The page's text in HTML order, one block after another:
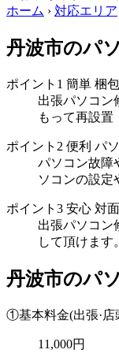
ホーム › 対応エリア
丹波市のパ
ポイント1 簡単 梱
出張パソコン
もって再設置
ポイント2 便利 パ
パソコン故障
ソコンの設定
ポイント3 安心 対
出張パソコン
して頂けます。
丹波市のパ
①基本料金(出張·店
11,000円